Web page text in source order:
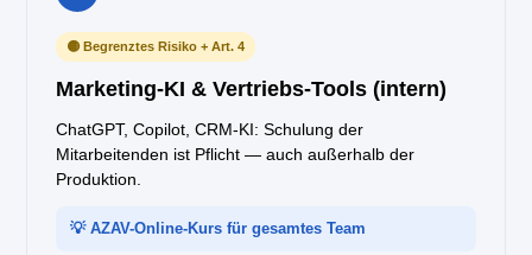
🟡 Begrenztes Risiko + Art. 4
Marketing-KI & Vertriebs-Tools (intern)
ChatGPT, Copilot, CRM-KI: Schulung der
Mitarbeitenden ist Pflicht — auch außerhalb der
Produktion.
💡 AZAV-Online-Kurs für gesamtes Team